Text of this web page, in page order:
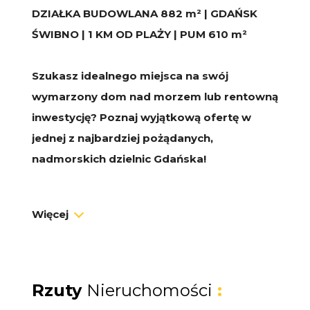
DZIAŁKA BUDOWLANA 882 m² | GDAŃSK
ŚWIBNO | 1 KM OD PLAŻY | PUM 610 m²
Szukasz idealnego miejsca na swój
wymarzony dom nad morzem lub rentowną
inwestycję? Poznaj wyjątkową ofertę w
jednej z najbardziej pożądanych,
nadmorskich dzielnic Gdańska!
działka budowlana o powierzchni
zarówno dla osób szukających prywatnego
azylu, jak i dla inwestorów planujących
Więcej
Rzuty Nieruchomości :